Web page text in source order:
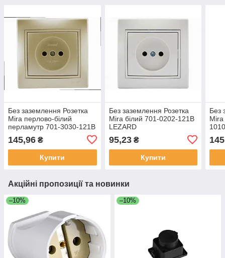
Без заземлення Розетка
Mira перлово-білий
перламутр 701-3030-121В
145,96 ₴
Купити
Без заземлення Розетка
Mira білий 701-0202-121В
LEZARD
95,23₴
Купити
Без
Mira
Акційні пропозиції та новинки
–10% –10%